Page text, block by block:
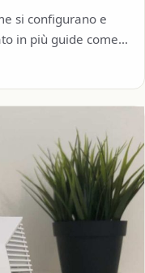
si configurano e
in più guide come